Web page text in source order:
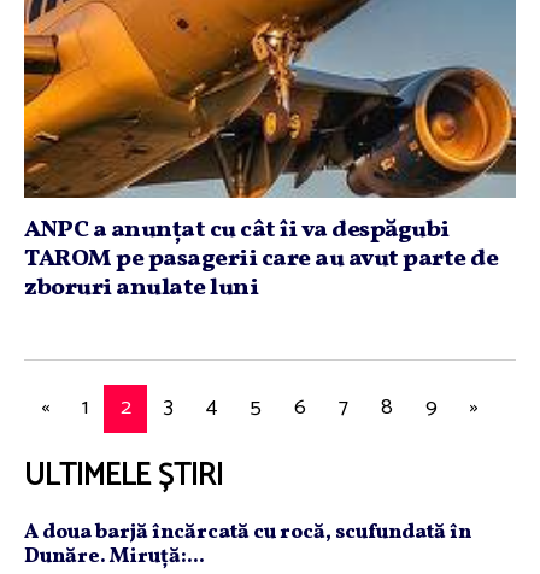
ANPC a anunţat cu cât îi va despăgubi
TAROM pe pasagerii care au avut parte de
zboruri anulate luni
« 1 2 3 4 5 6 7 8 9 »
ULTIMELE ȘTIRI
A doua barjă încărcată cu rocă, scufundată în
Dunăre. Miruţă:...